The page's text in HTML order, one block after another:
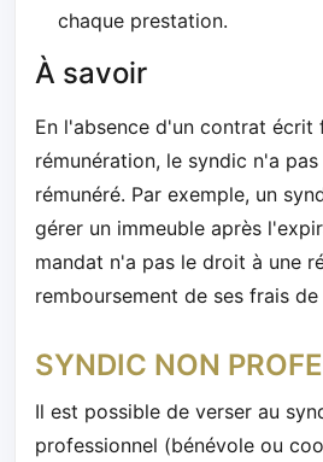
chaque prestation.
À savoir
En l'absence d'un contrat écrit
rémunération, le syndic n'a
rémunéré. Par exemple, un
gérer un immeuble après
mandat n'a pas le droit à une
remboursement de ses frais
SYNDIC NON
Il est possible de verser au
professionnel (bénévole ou